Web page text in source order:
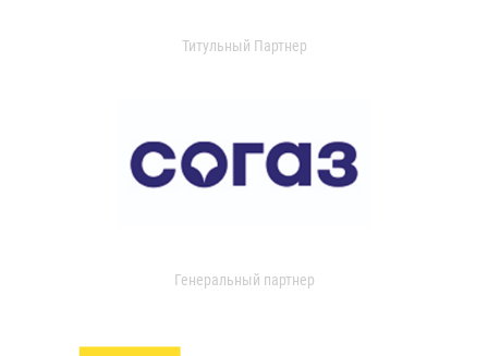
Титульный Партнер
Генеральный партнер